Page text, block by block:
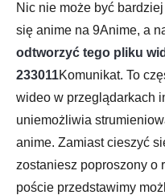
Nic nie może być
się anime na 9Anime, a
odtworzyć tego pliku
233011Komunikat. To
wideo w przeglądarkach
uniemożliwia
anime. Zamiast cieszyć
zostaniesz poproszony o
poście przedstawimy